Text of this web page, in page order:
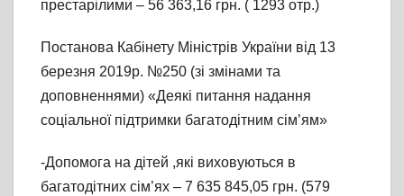
престарілими – 56 363,16 грн. ( 1293 отр.)
Постанова Кабінету Міністрів України від 13
березня 2019р. №250 (зі змінами та
доповненнями) «Деякі питання надання
соціальної підтримки багатодітним сім’ям»
-Допомога на дітей ,які виховуються в
багатодітних сім’ях – 7 635 845,05 грн. (579